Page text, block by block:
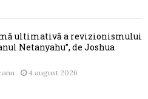
ultimativă a revizionismului
Netanyahu”, de Joshua
4 august 2026